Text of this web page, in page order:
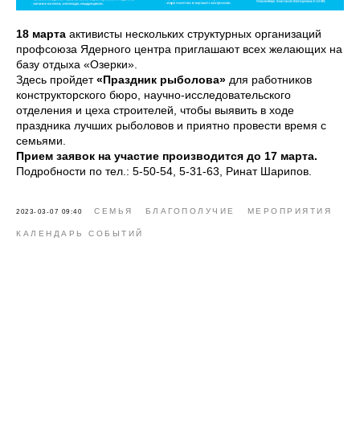
18 марта активисты нескольких структурных организаций
профсоюза Ядерного центра приглашают всех желающих на
базу отдыха «Озерки».
Здесь пройдет«Праздник рыболова» для работников
конструкторского бюро, научно-исследовательского
отделения и цеха строителей, чтобы выявить в ходе
праздника лучших рыболовов и приятно провести время с
семьями.
Прием заявок на участие производится до 17 марта.
Подробности по тел.: 5-50-54, 5-31-63, Ринат Шарипов.
2023-03-07 09:40 СЕМЬЯ БЛАГОПОЛУЧИЕ МЕРОПРИЯТИЯ
КАЛЕНДАРЬ СОБЫТИЙ